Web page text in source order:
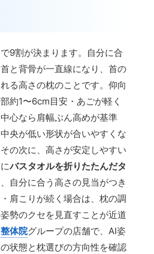
9割が決まります。自分に合
と背骨が一直線になり、首の
る高さの枕のことです。仰向
約1〜6cm目安・あごが軽く
心なら肩幅ぶん高めが基準
央が低い形状が合いやすくな
の次に、高さが安定しやすい
バスタオルを折りたたんだタ
自分に合う高さの見当がつき
肩こりが続く場合は、枕の調
勢のクセを見直すことが近道
体院グループの店舗で、AI姿
状態と枕選びの方向性を確認